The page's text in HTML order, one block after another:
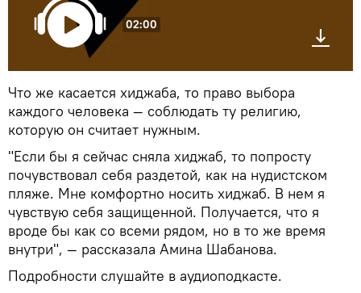
02:00
Что же касается хиджаба, то право выбора
каждого человека — соблюдать ту религию,
которую он считает нужным.
"Если бы я сейчас сняла хиджаб, то попросту
почувствовал себя раздетой, как на нудистском
пляже. Мне комфортно носить хиджаб. В нем я
чувствую себя защищенной. Получается, что я
вроде бы как со всеми рядом, но в то же время
внутри", — рассказала Амина Шабанова.
Подробности слушайте в аудиоподкасте.